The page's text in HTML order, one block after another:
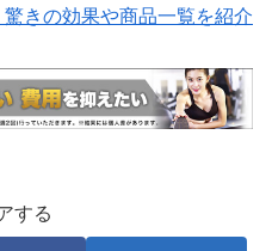
きの効果や商品一覧を紹介
する